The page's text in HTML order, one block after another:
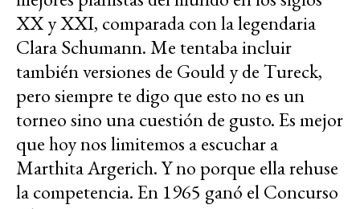
XX y XXI, comparada con la legendaria
Clara Schumann. Me tentaba incluir
también versiones de Gould y de Tureck,
pero siempre te digo que esto no es un
torneo sino una cuestión de gusto. Es mejor
que hoy nos limitemos a escuchar a
Marthita Argerich. Y no porque ella rehuse
la competencia. En 1965 ganó el Concurso